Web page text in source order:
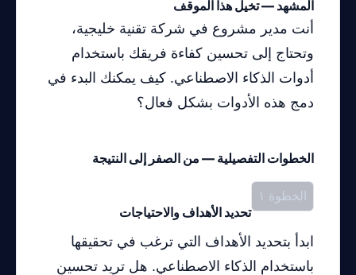
المشهد — تخيل هذا الموقف
أنت مدير مشروع في شركة تقنية خليجية،
وتحتاج إلى تحسين كفاءة فريقك باستخدام
أدوات الذكاء الاصطناعي. كيف يمكنك البدء في
دمج هذه الأدوات بشكل فعال؟
الخطوات التفصيلية — من الصفر إلى النتيجة
الخطوة ١
تحديد الأهداف والاحتياجات
ابدأ بتحديد الأهداف التي ترغب في تحقيقها
باستخدام الذكاء الاصطناعي. هل تريد تحسين